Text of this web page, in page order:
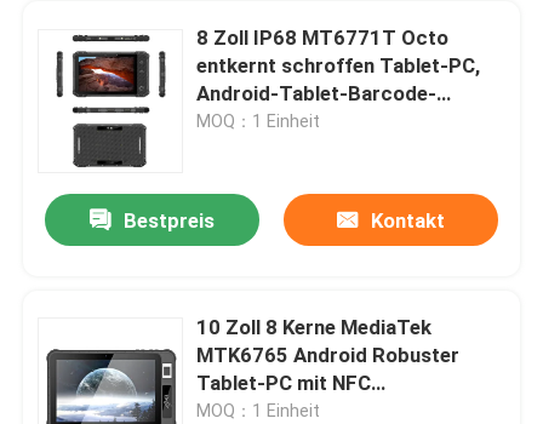
8 Zoll IP68 MT6771T Octo
entkernt schroffen Tablet-PC,
Android-Tablet-Barcode-
Scanner-Unterstützung NFC
MOQ：1 Einheit
Bestpreis Kontakt
10 Zoll 8 Kerne MediaTek
MTK6765 Android Robuster
Tablet-PC mit NFC
Fingerabdruckscanner
MOQ：1 Einheit